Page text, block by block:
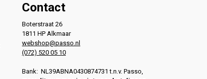
Contact
Boterstraat 26
1811 HP Alkmaar
webshop@passo.nl
(072) 520 05 10
Bank: NL39ABNA0430874731 t.n.v. Passo,